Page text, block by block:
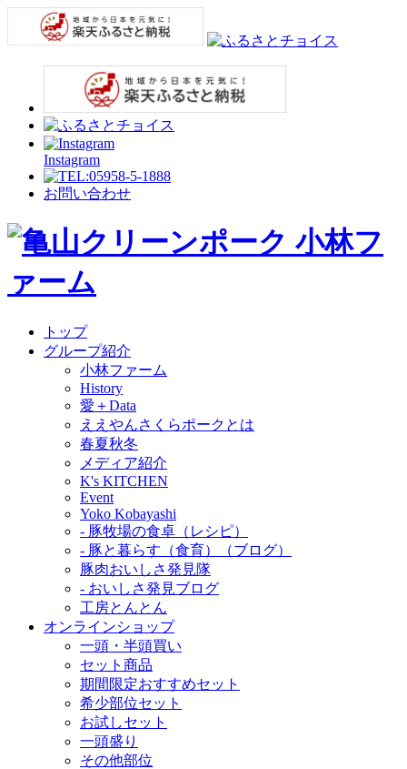
Instagram
お問い合わせ
トップ
グループ紹介
小林ファーム
History
愛＋Data
ええやんさくらポークとは
春夏秋冬
メディア紹介
K's KITCHEN
Event
Yoko Kobayashi
- 豚牧場の食卓（レシピ）
- 豚と暮らす（食育）（ブログ）
豚肉おいしさ発見隊
- おいしさ発見ブログ
工房とんとん
オンラインショップ
一頭・半頭買い
セット商品
期間限定おすすめセット
希少部位セット
お試しセット
一頭盛り
その他部位